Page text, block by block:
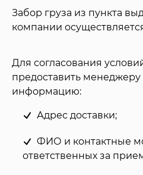
Забор груза из пункта
компании
Для согласования
предоставить
информацию:
Адрес доставки;
ФИО и контактные
ответственных за